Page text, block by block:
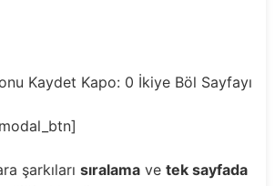
Kaydet Kapo: 0 İkiye Böl Sayfayı
şarkıları sıralama ve tek sayfada